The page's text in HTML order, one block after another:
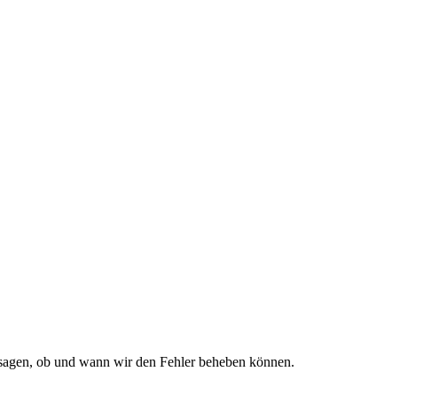
ob und wann wir den Fehler beheben können.